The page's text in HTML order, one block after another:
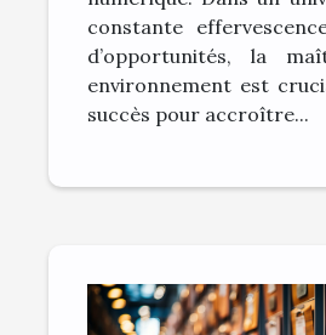
constante
d’opportunités, la
environnement est
succès pour accroître...